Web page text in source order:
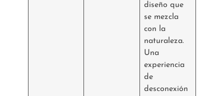
diseño que
se mezcla
con la
naturaleza.
Una
experiencia
de
desconexión